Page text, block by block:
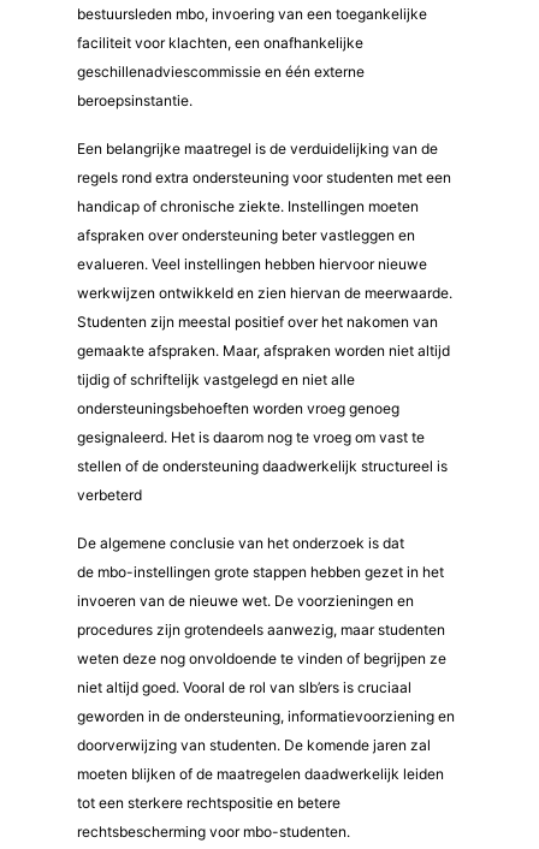
bestuursleden mbo, invoering van een toegankelijke
faciliteit voor klachten, een onafhankelijke
geschillenadviescommissie en één externe
beroepsinstantie.
Een belangrijke maatregel is de verduidelijking van de
regels rond extra ondersteuning voor studenten met een
handicap of chronische ziekte. Instellingen moeten
afspraken over ondersteuning beter vastleggen en
evalueren. Veel instellingen hebben hiervoor nieuwe
werkwijzen ontwikkeld en zien hiervan de meerwaarde.
Studenten zijn meestal positief over het nakomen van
gemaakte afspraken. Maar, afspraken worden niet altijd
tijdig of schriftelijk vastgelegd en niet alle
ondersteuningsbehoeften worden vroeg genoeg
gesignaleerd. Het is daarom nog te vroeg om vast te
stellen of de ondersteuning daadwerkelijk structureel is
verbeterd
De algemene conclusie van het onderzoek is dat
de mbo-instellingen grote stappen hebben gezet in het
invoeren van de nieuwe wet. De voorzieningen en
procedures zijn grotendeels aanwezig, maar studenten
weten deze nog onvoldoende te vinden of begrijpen ze
niet altijd goed. Vooral de rol van slb’ers is cruciaal
geworden in de ondersteuning, informatievoorziening en
doorverwijzing van studenten. De komende jaren zal
moeten blijken of de maatregelen daadwerkelijk leiden
tot een sterkere rechtspositie en betere
rechtsbescherming voor mbo-studenten.